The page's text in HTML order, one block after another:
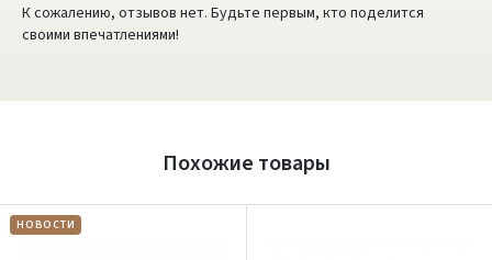
К сожалению, отзывов нет. Будьте первым, кто поделится
своими впечатлениями!
Похожие товары
НОВОСТИ